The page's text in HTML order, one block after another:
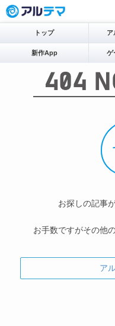
トップ ア
新作App ゲ
お探しの記事
お手数ですがその他
ア